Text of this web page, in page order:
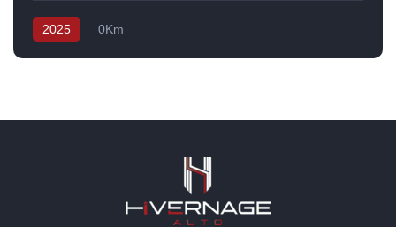
2025 0Km